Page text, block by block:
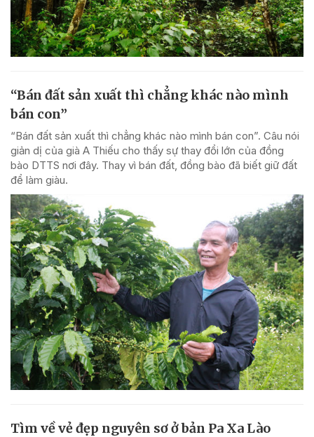
“Bán đất sản xuất thì chẳng khác nào mình
bán con”
“Bán đất sản xuất thì chẳng khác nào mình bán con”. Câu nói
giản dị của già A Thiếu cho thấy sự thay đổi lớn của đồng
bào DTTS nơi đây. Thay vì bán đất, đồng bào đã biết giữ đất
để làm giàu.
Tìm về vẻ đẹp nguyên sơ ở bản Pa Xa Lào